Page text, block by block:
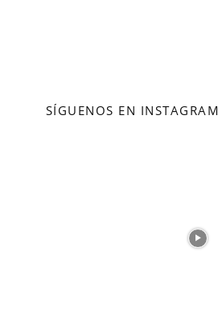
SÍGUENOS EN INSTAGRAM